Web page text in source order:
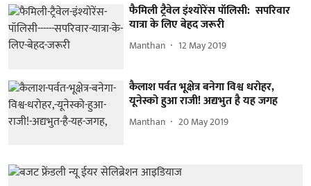
फैमिली ट्रैवेल इंश्योरेंस पॉलिसी: सपरिवार
यात्रा के लिए बेहद जरूरी
Manthan 12 May 2019
कैलाश पर्वत भूक्षेत्र बनेगा विश्व धरोहर,
यूनेस्को हुआ राजी! अद्यभुत है यह जगह
Manthan 20 May 2019